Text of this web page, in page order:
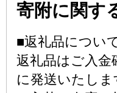
寄附に関す
■返礼品につい
返礼品はご入金
に発送いたしま